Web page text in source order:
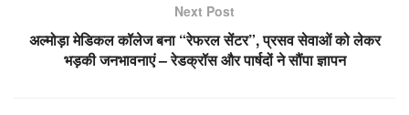
Next Post
अल्मोड़ा मेडिकल कॉलेज बना “रेफरल सेंटर”, प्रसव सेवाओं को लेकर
भड़की जनभावनाएं – रेडक्रॉस और पार्षदों ने सौंपा ज्ञापन